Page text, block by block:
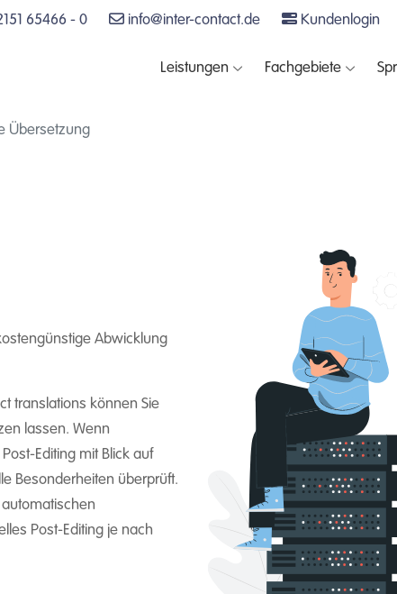
65466 - 0 info@inter-contact.de Kundenlogin
Leistungen Fachgebiete
Übersetzung
Abwicklung
translations können Sie
lassen. Wenn
Editing mit Blick auf
Besonderheiten überprüft.
Post-Editing je nach